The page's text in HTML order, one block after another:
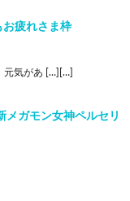
お疲れさま枠
元気があ […][…]
メガモン女神ペルセリ